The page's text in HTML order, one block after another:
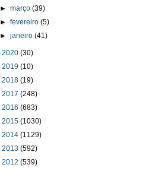
►março(39)
►fevereiro(5)
►janeiro(41)
2020 (30)
2019 (10)
2018 (19)
2017 (248)
2016 (683)
2015 (1030)
2014 (1129)
2013 (592)
2012 (539)